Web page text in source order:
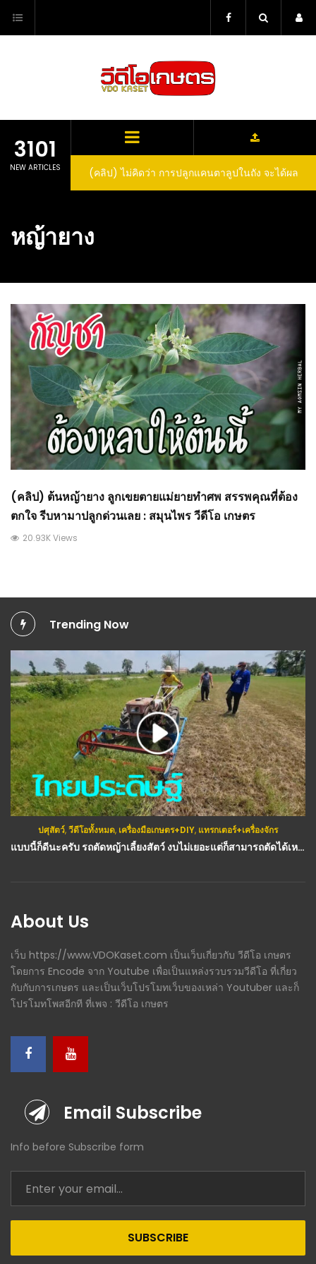
content
3101
NEW ARTICLES
(คลิป) ไม่คิดว่า การปลูกแคนตาลูปในถัง จะได้ผล
ลูกโตและหวานขนาดนี้ I didn’t expect that
หญ้ายาง
(คลิป) ต้นหญ้ายาง ลูกเขยตายแม่ยายทำศพ สรรพคุณที่ต้อง
ตกใจ รีบหามาปลูกด่วนเลย : สมุนไพร วีดีโอ เกษตร
20.93K Views
Trending Now
ปศุสัตว์,วีดีโอทั้งหมด, เครื่องมือเกษตร+DIY, แทรกเตอร์+เครื่องจักร
แบบนี้ก็ดีนะครับ รถตัดหญ้าเลี้ยงสัตว์ งบไม่เยอะแต่ก็สามารถตัดได้เหมือนกัน เครื่องเล็กก็ไปใหว : วีดีโอ เกษตร
About Us
เว็บ https://www.VDOKaset.com เป็นเว็บเกี่ยวกับ วีดีโอ เกษตร
โดยการ Encode จาก Youtube เพื่อเป็นแหล่งรวบรวมวีดีโอ ที่เกี่ยว
กับกับการเกษตร และเป็นเว็บโปรโมทเว็บของเหล่า Youtuber และก็
โปรโมทโพสอีกที ที่เพจ : วีดีโอ เกษตร
Email Subscribe
Info before Subscribe form
SUBSCRIBE